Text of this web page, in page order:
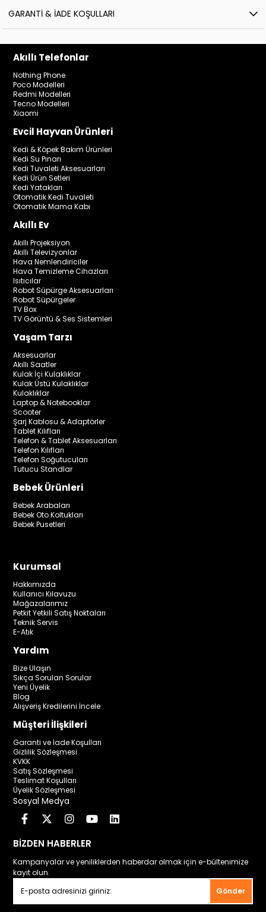
GARANTI & İADE KOŞULLARI
Akıllı Telefonlar
Nothing Phone
Poco Modelleri
Redmi Modelleri
Tecno Modelleri
Xiaomi
Evcil Hayvan Ürünleri
Kedi & Köpek Bakım Ürünleri
Kedi Su Pınarı
Kedi Tuvaleti Aksesuarları
Kedi Ürün Setleri
Kedi Yatakları
Otomatik Kedi Tuvaleti
Otomatik Mama Kabı
Akıllı Ev
Akıllı Projeksiyon
Akıllı Televizyonlar
Hava Nemlendiriciler
Hava Temizleme Cihazları
Isıtıcılar
Robot Süpürge Aksesuarları
Robot Süpürgeler
TV Box
TV Görüntü & Ses Sistemleri
Yaşam Tarzı
Aksesuarlar
Akıllı Saatler
Kulak İçi Kulaklıklar
Kulak Üstü Kulaklıklar
Kulaklıklar
Laptop & Notebooklar
Scooter
Şarj Kablosu & Adaptörler
Tablet Kılıfları
Telefon & Tablet Aksesuarları
Telefon Kılıfları
Telefon Soğutucuları
Tutucu Standlar
Bebek Ürünleri
Bebek Arabaları
Bebek Oto Koltukları
Bebek Pusetleri
Kurumsal
Hakkımızda
Kullanıcı Kılavuzu
Mağazalarımız
Petkit Yetkili Satış Noktaları
Teknik Servis
E-Atık
Yardım
Bize Ulaşın
Sıkça Sorulan Sorular
Yeni Üyelik
Blog
Alışveriş Kredilerini İncele
Müşteri İlişkileri
Garanti ve İade Koşulları
Gizlilik Sözleşmesi
KVKK
Satış Sözleşmesi
Teslimat Koşulları
Üyelik Sözleşmesi
Sosyal Medya
BİZDEN HABERLER
Kampanyalar ve yeniliklerden haberdar olmak için e-bültenimize
kayıt olun.
Gönder